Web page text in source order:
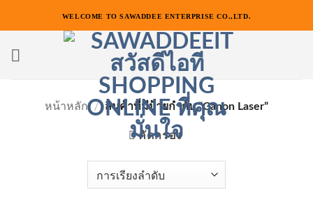
เนื้อหา
WELCOME TO SAWADDEE ENTERPRISE CO.,LTD.
หน้าหลัก / สินค้าที่มีป้ายกำกับ “Canon Laser”
คัดกรอง